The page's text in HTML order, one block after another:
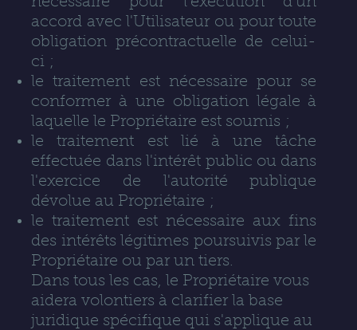
accord avec l'Utilisateur ou pour toute
obligation précontractuelle de celui-
ci ;
le traitement est nécessaire pour se
conformer à une obligation légale à
laquelle le Propriétaire est soumis ;
le traitement est lié à une tâche
effectuée dans l'intérêt public ou dans
l'exercice de l'autorité publique
dévolue au Propriétaire ;
le traitement est nécessaire aux fins
des intérêts légitimes poursuivis par le
Propriétaire ou par un tiers.
Dans tous les cas, le Propriétaire vous
aidera volontiers à clarifier la base
juridique spécifique qui s'applique au